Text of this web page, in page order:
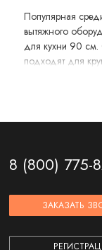
Популярная
вытяжного
для кухни 90 см.
подходят для
поверхностей с
8 (800) 775-
ЗАКАЗАТЬ